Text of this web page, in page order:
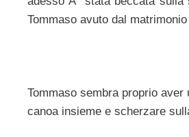
Tommaso avuto dal
Tommaso sembra proprio
canoa insieme e scherzare